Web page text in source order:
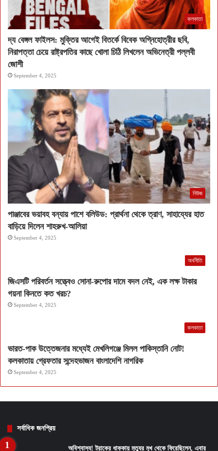
কলকাতা
দ্য বেঙ্গল ফাইলস: মুক্তির আগেই বিতর্কে বিবেক অগ্নিহোত্রীর ছবি,
নিরাপত্তা চেয়ে রাষ্ট্রপতির কাছে খোলা চিঠি লিখলেন অভিনেত্রী পল্লবী
জোশী
September 4, 2025
নিউজ
পাঞ্জাবের ভয়াবহ বন্যায় পাশে বলিউড: প্রার্থনা থেকে ত্রাণ, সাহায্যের হাত
বাড়িয়ে দিলেন শাহরুখ-আলিয়া
September 4, 2025
অর্থনীতি
জিএসটি পরিবর্তন সত্ত্বেও সোনা-রুপোর দামে বদল নেই, এক লক্ষ টাকার
গয়না কিনতে কত খরচ?
September 4, 2025
কলকাতা
ভারত-পাক উত্তেজনার মধ্যেই মেখলিগঞ্জে মিলল পাকিস্তানি নোট!
কলকাতায় গ্রেফতার সন্দেহভাজন বাংলাদেশি নাগরিক
September 4, 2025
সর্বাধিক জনপ্রিয়
অবিশ্বাস্য! ট্রাকের ধাক্কায় মৃত্যুর মুখ থেকে ফিরেছিলেন, এবার